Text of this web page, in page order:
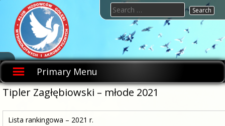
content
KHGWIA.PL
Klub
hodowców
gołębi
wysokolotnych
i
akrobatycznych
Primary Menu
Search
for:
Tipler Zagłębiowski – młode 2021
Lista rankingowa – 2021 r.